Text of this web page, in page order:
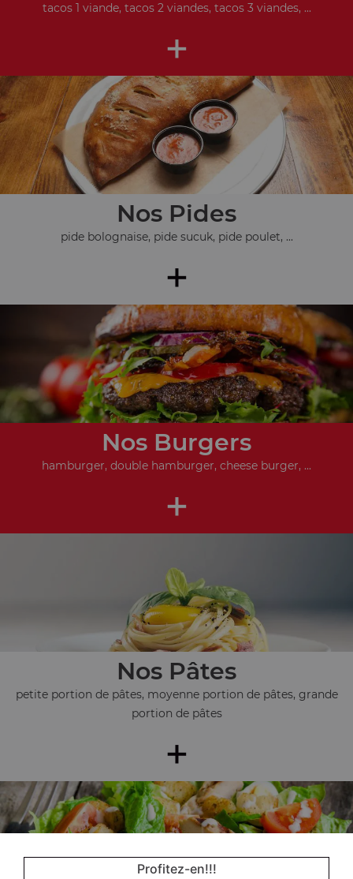
tacos 1 viande, tacos 2 viandes, tacos 3 viandes, ...
+
Nos Pides
pide bolognaise, pide sucuk, pide poulet, ...
+
Nos Burgers
hamburger, double hamburger, cheese burger, ...
+
Nos Pâtes
petite portion de pâtes, moyenne portion de pâtes, grande
portion de pâtes
+
Profitez-en!!!